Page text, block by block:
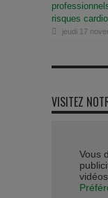
risques
jeudi 17
VISITEZ
Vous